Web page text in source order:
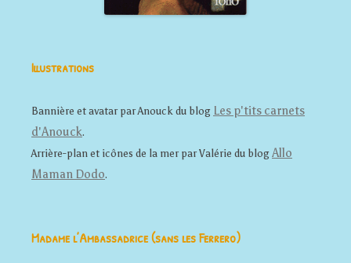
Illustrations
Bannière et avatar par Anouck du blog Les p'tits carnets
d'Anouck.
Arrière-plan et icônes de la mer par Valérie du blog Allo
Maman Dodo.
Madame l’Ambassadrice (sans les Ferrero)